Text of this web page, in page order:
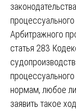
Арбитражного
статья 283
нормам, любое
заявить такое